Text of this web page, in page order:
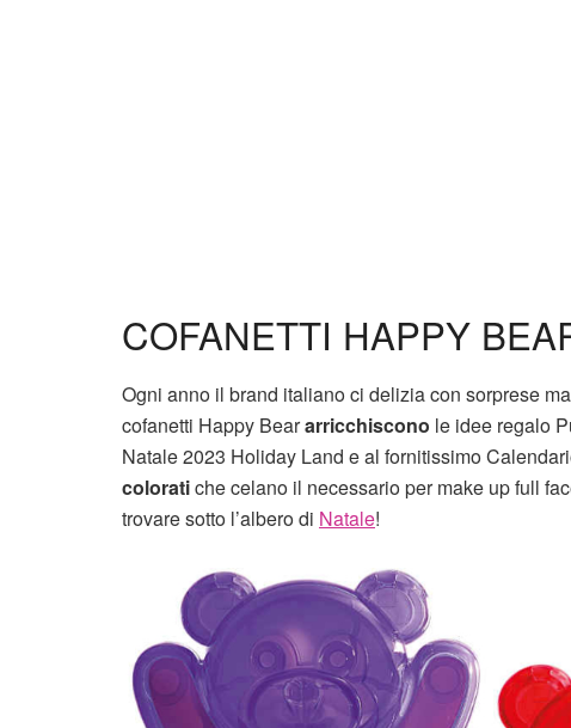
COFANETTI HAPPY
Ogni anno il brand italiano ci delizia con sorprese
cofanetti Happy Beararricchiscono le idee regalo
Natale 2023 Holiday Land e al fornitissimo
coloratiche celano il necessario per make up full
trovare sotto l’albero di Natale!